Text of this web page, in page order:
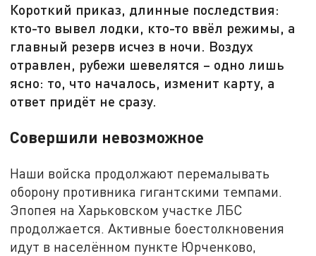
Короткий приказ, длинные последствия:
кто-то вывел лодки, кто-то ввёл режимы, а
главный резерв исчез в ночи. Воздух
отравлен, рубежи шевелятся – одно лишь
ясно: то, что началось, изменит карту, а
ответ придёт не сразу.
Совершили невозможное
Наши войска продолжают перемалывать
оборону противника гигантскими темпами.
Эпопея на Харьковском участке ЛБС
продолжается. Активные боестолкновения
идут в населённом пункте Юрченково,